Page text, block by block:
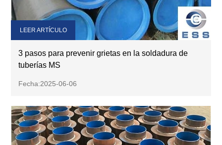
3 pasos para prevenir grietas en la soldadura de
tuberías MS
Fecha:2025-06-06
LEER ARTÍCULO